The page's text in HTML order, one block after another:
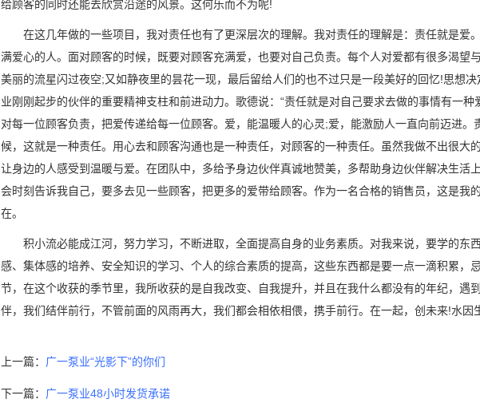
给顾客的同时还能去欣赏沿途的风景。这何乐而不为呢!
在这几年做的一些项目，我对责任也有了更深层次的理解。我对责任的理解是：责任就是爱
满爱心的人。面对顾客的时候，既要对顾客充满爱，也要对自己负责。每个人对爱都有很多渴望
美丽的流星闪过夜空;又如静夜里的昙花一现，最后留给人们的也不过只是一段美好的回忆!思想
业刚刚起步的伙伴的重要精神支柱和前进动力。歌德说：“责任就是对自己要求去做的事情有一
对每一位顾客负责，把爱传递给每一位顾客。爱，能温暖人的心灵;爱，能激励人一直向前迈进
候，这就是一种责任。用心去和顾客沟通也是一种责任，对顾客的一种责任。虽然我做不出很大
让身边的人感受到温暖与爱。在团队中，多给予身边伙伴真诚地赞美，多帮助身边伙伴解决生活
会时刻告诉我自己，要多去见一些顾客，把更多的爱带给顾客。作为一名合格的销售员，这是我
在。
积小流必能成江河，努力学习，不断进取，全面提高自身的业务素质。对我来说，要学的东
感、集体感的培养、安全知识的学习、个人的综合素质的提高，这些东西都是要一点一滴积累，
节，在这个收获的季节里，我所收获的是自我改变、自我提升，并且在我什么都没有的年纪，遇
伴，我们结伴前行，不管前面的风雨再大，我们都会相依相偎，携手前行。在一起，创未来!水因
上一篇： 广一泵业“光影下”的你们
下一篇： 广一泵业48小时发货承诺